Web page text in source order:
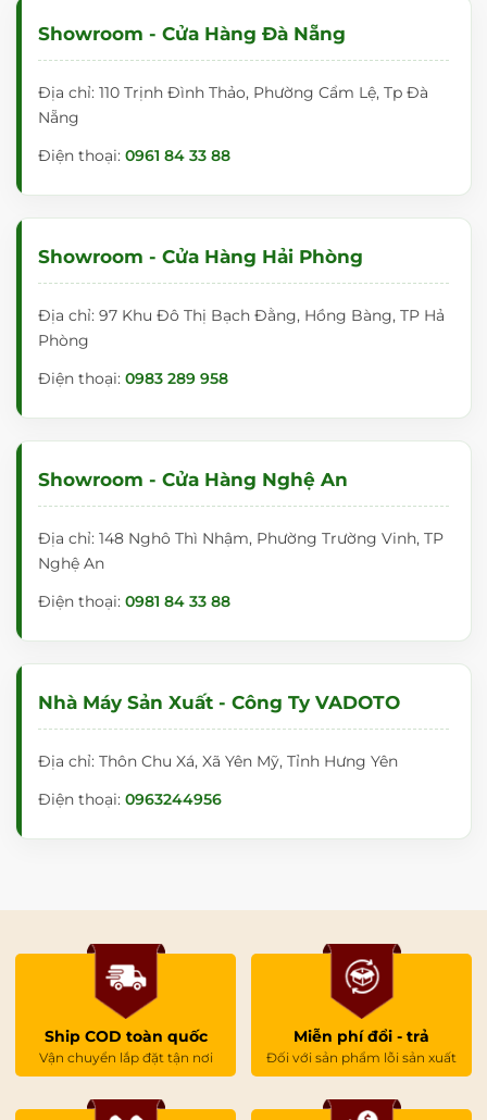
Showroom - Cửa Hàng Đà Nẵng
Địa chỉ: 110 Trịnh Đình Thảo, Phường Cẩm Lệ, Tp Đà
Nẵng
Điện thoại: 0961 84 33 88
Showroom - Cửa Hàng Hải Phòng
Địa chỉ: 97 Khu Đô Thị Bạch Đằng, Hồng Bàng, TP Hả
Phòng
Điện thoại: 0983 289 958
Showroom - Cửa Hàng Nghệ An
Địa chỉ: 148 Nghô Thì Nhậm, Phường Trường Vinh, TP
Nghệ An
Điện thoại: 0981 84 33 88
Nhà Máy Sản Xuất - Công Ty VADOTO
Địa chỉ: Thôn Chu Xá, Xã Yên Mỹ, Tỉnh Hưng Yên
Điện thoại: 0963244956
Ship COD toàn quốc
Vận chuyển lắp đặt tận nơi
Miễn phí đổi - trả
Đối với sản phẩm lỗi sản xuất